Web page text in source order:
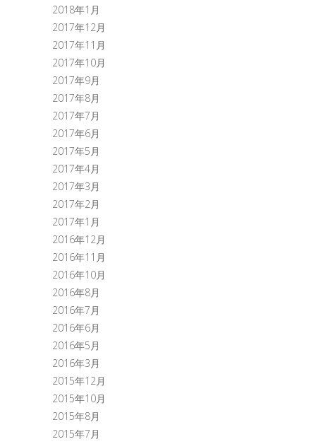
2018年1月
2017年12月
2017年11月
2017年10月
2017年9月
2017年8月
2017年7月
2017年6月
2017年5月
2017年4月
2017年3月
2017年2月
2017年1月
2016年12月
2016年11月
2016年10月
2016年8月
2016年7月
2016年6月
2016年5月
2016年3月
2015年12月
2015年10月
2015年8月
2015年7月